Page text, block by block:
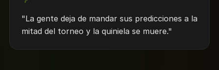
"La gente deja de mandar sus predicciones a la
mitad del torneo y la quiniela se muere."